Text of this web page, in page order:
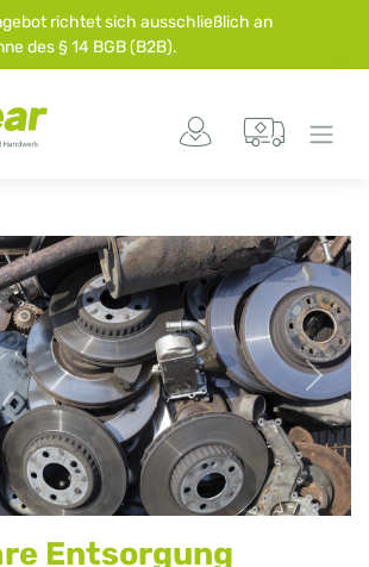
richtet sich ausschließlich an
des § 14 BGB (B2B).
Next
Entsorgung